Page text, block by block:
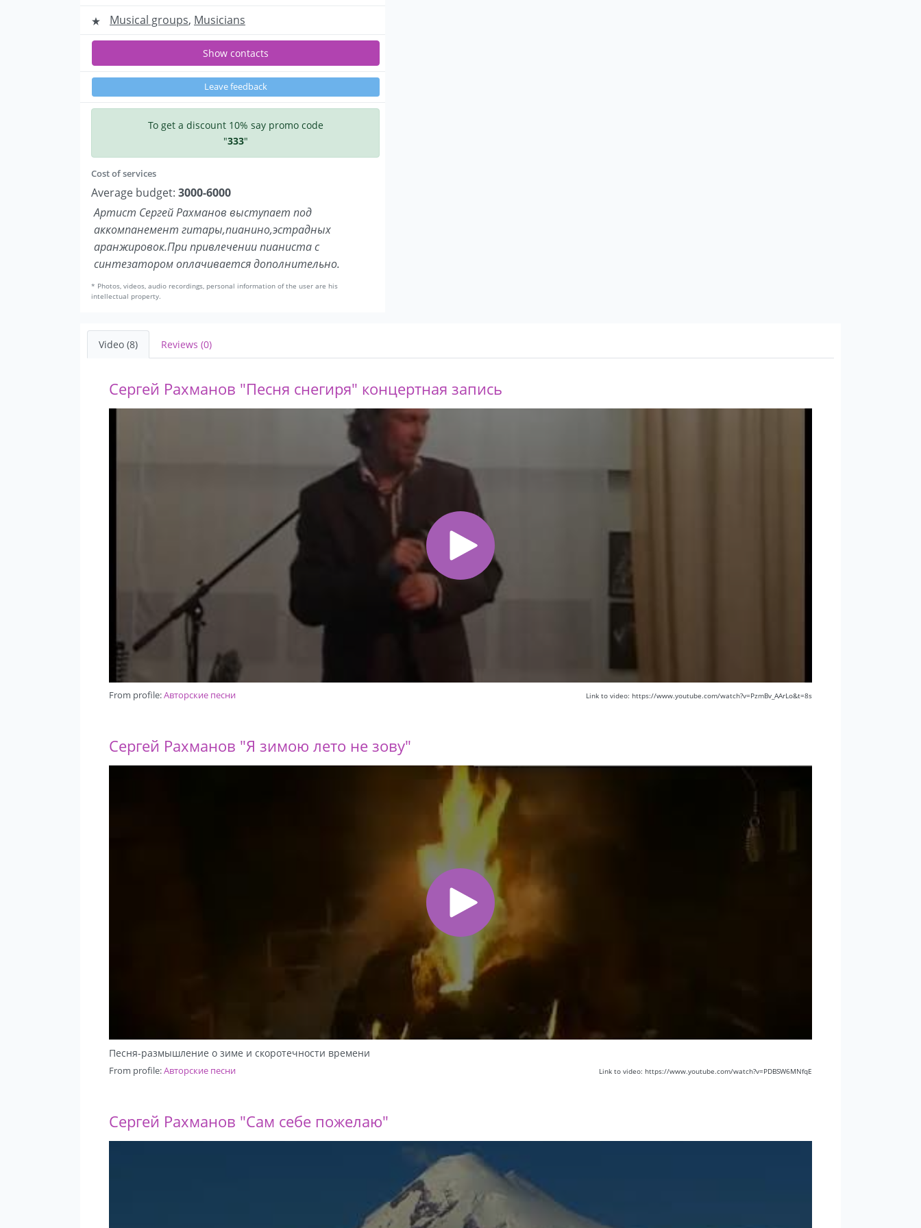
Musical groups, Musicians
Show contacts
Leave feedback
To get a discount 10% say promo code
"333"
Cost of services
Average budget: 3000-6000
Артист Сергей Рахманов выступает под
аккомпанемент гитары,пианино,эстрадных
аранжировок.При привлечении пианиста с
синтезатором оплачивается дополнительно.
* Photos, videos, audio recordings, personal information of the user are his
intellectual property.
Video (8) Reviews (0)
Сергей Рахманов "Песня снегиря" концертная запись
From profile:Авторские песни Link to video: https://www.youtube.com/watch?v=PzmBv_AArLo&t=8s
Сергей Рахманов "Я зимою лето не зову"
Песня-размышление о зиме и скоротечности времени
From profile:Авторские песни Link to video: https://www.youtube.com/watch?v=PDBSW6MNfqE
Сергей Рахманов "Сам себе пожелаю"